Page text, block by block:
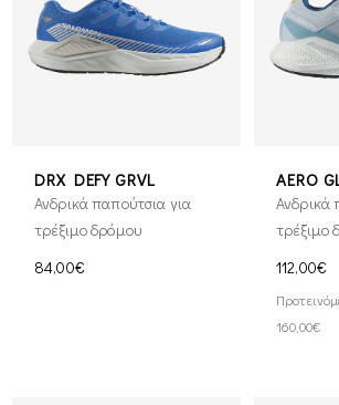
DRX DEFY GRVL
Ανδρικά παπούτσια για
τρέξιμο δρόμου
84,00€
AERO
Ανδρικά
τρέξιμο
112,00€
160,00€